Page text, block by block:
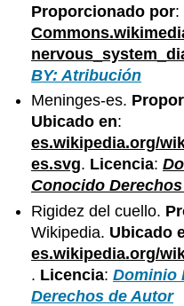
Proporcionado por:
BY: Atribución
Meninges-es.
Ubicado en:
es.wikipedia.org/
es.svg. Licencia:
Conocido
Rigidez del cuello.
Wikipedia. Ubicado
es.wikipedia.org/
. Licencia:Dominio
Derechos de Autor